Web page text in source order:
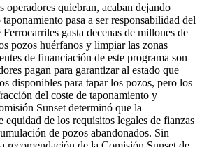
operadores quiebran, acaban dejando
pasa a ser responsabilidad del
gasta decenas de millones de
pozos huérfanos y limpiar las zonas
de financiación de este programa son
pagan para garantizar al estado que
disponibles para tapar los pozos, pero los
del coste de taponamiento y
Sunset determinó que la
de los requisitos legales de fianzas
de pozos abandonados. Sin